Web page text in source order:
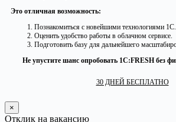
Это отличная возможность:
Познакомиться с новейшими технологиями 1С.
Оценить удобство работы в облачном сервисе.
Подготовить базу для дальнейшего
Не упустите шанс опробовать 1С:FRESH без
30 ДНЕЙ БЕСПЛАТНО
×
Отклик на вакансию